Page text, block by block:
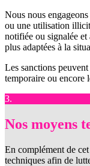
Nous nous
ou une utilisation
notifiée ou signalée et
plus adaptées à la
Les sanctions
temporaire ou encore
3.
Nos moyens
En complément de
techniques afin de